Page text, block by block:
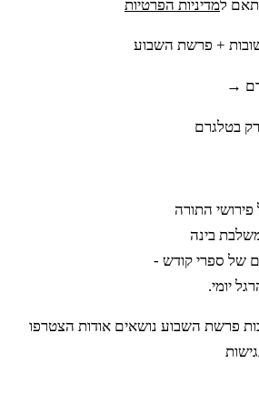
יְפֻנֶּה הוּא יִרְאֶנָּה וְלוֹ אֶתֵּן אֶת
וּלְבָנָיו יַעַן אֲשֶׁר מִלֵּא
למדיניות הפרטיות
+ פרשת השבוע
→
בטלגרם
פירושי התורה
בינה
של ספרי קודש -
יומי.
פרשת השבוע נושאים אודות הצטרפו